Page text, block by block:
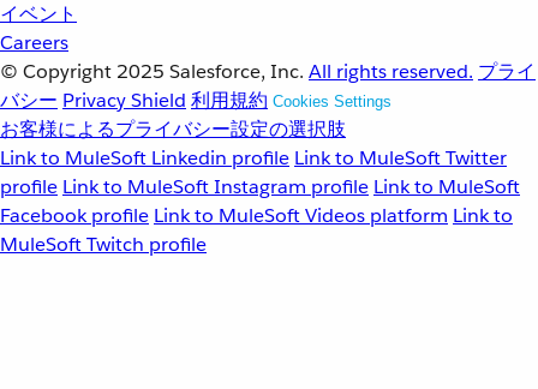
イベント
Careers
© Copyright 2025 Salesforce, Inc. All rights reserved. プライ
バシー Privacy Shield 利用規約 Cookies Settings
お客様によるプライバシー設定の選択肢
Link to MuleSoft Linkedin profile Link to MuleSoft Twitter
profile Link to MuleSoft Instagram profile Link to MuleSoft
Facebook profile Link to MuleSoft Videos platform Link to
MuleSoft Twitch profile